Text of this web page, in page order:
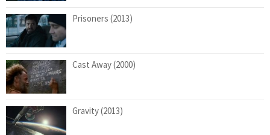
Prisoners (2013)
Cast Away (2000)
Gravity (2013)